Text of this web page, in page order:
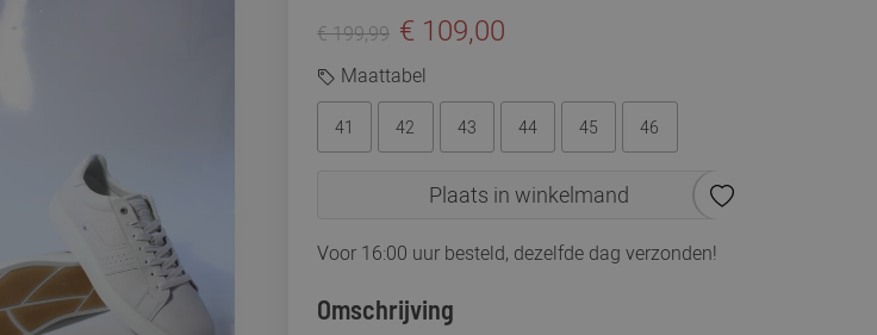
€ 199,99 € 109,00
Maattabel
41 42 43 44 45 46
Plaats in winkelmand
Voor 16:00 uur besteld, dezelfde dag verzonden!
Omschrijving